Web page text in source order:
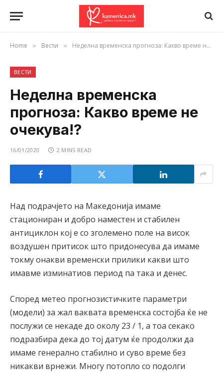
Home » Вести » Неделна временска прогноза: Какво време не очекува!?
ВЕСТИ
Неделна временска
прогноза: Какво време не
очекува!?
16/01/2020 2 MINS READ
Над подрачјето на Македонија имаме
стациониран и добро наместен и стабилен
антициклон кој е со зголемено поле на висок
воздушен притисок што придонесува да имаме
токму онакви временски прилики какви што
имавме изминатиов период па така и денес.
Според метео прогнозистичките параметри
(модели) за жал ваквата временска состојба ќе не
послужи се некаде до околу 23 / 1, а тоа секако
подразбира дека до тој датум ќе продолжи да
имаме генерално стабилно и суво време без
никакви врнежи. Многу потопло со подолги